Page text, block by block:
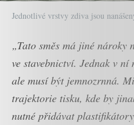
Jednotlivé vrstvy zdiva jsou
„Tato směs má jiné nároky
ve stavebnictví. Jednak v ní
ale musí být jemnozrnná.
trajektorie tisku, kde by
nutné přidávat